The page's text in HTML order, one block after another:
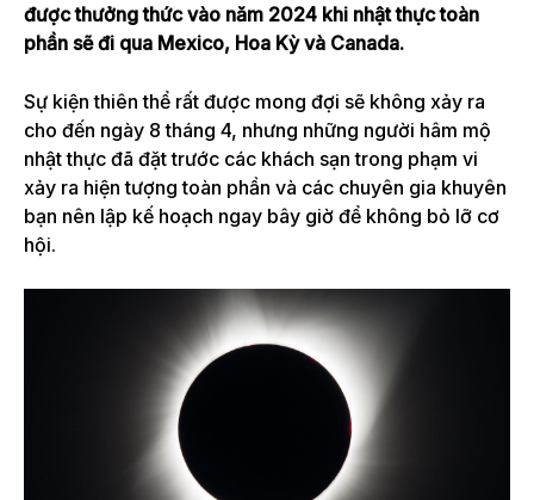
được thưởng thức vào năm 2024 khi nhật thực toàn
phần sẽ đi qua Mexico, Hoa Kỳ và Canada.
Sự kiện thiên thể rất được mong đợi sẽ không xảy ra
cho đến ngày 8 tháng 4, nhưng những người hâm mộ
nhật thực đã đặt trước các khách sạn trong phạm vi
xảy ra hiện tượng toàn phần và các chuyên gia khuyên
bạn nên lập kế hoạch ngay bây giờ để không bỏ lỡ cơ
hội.